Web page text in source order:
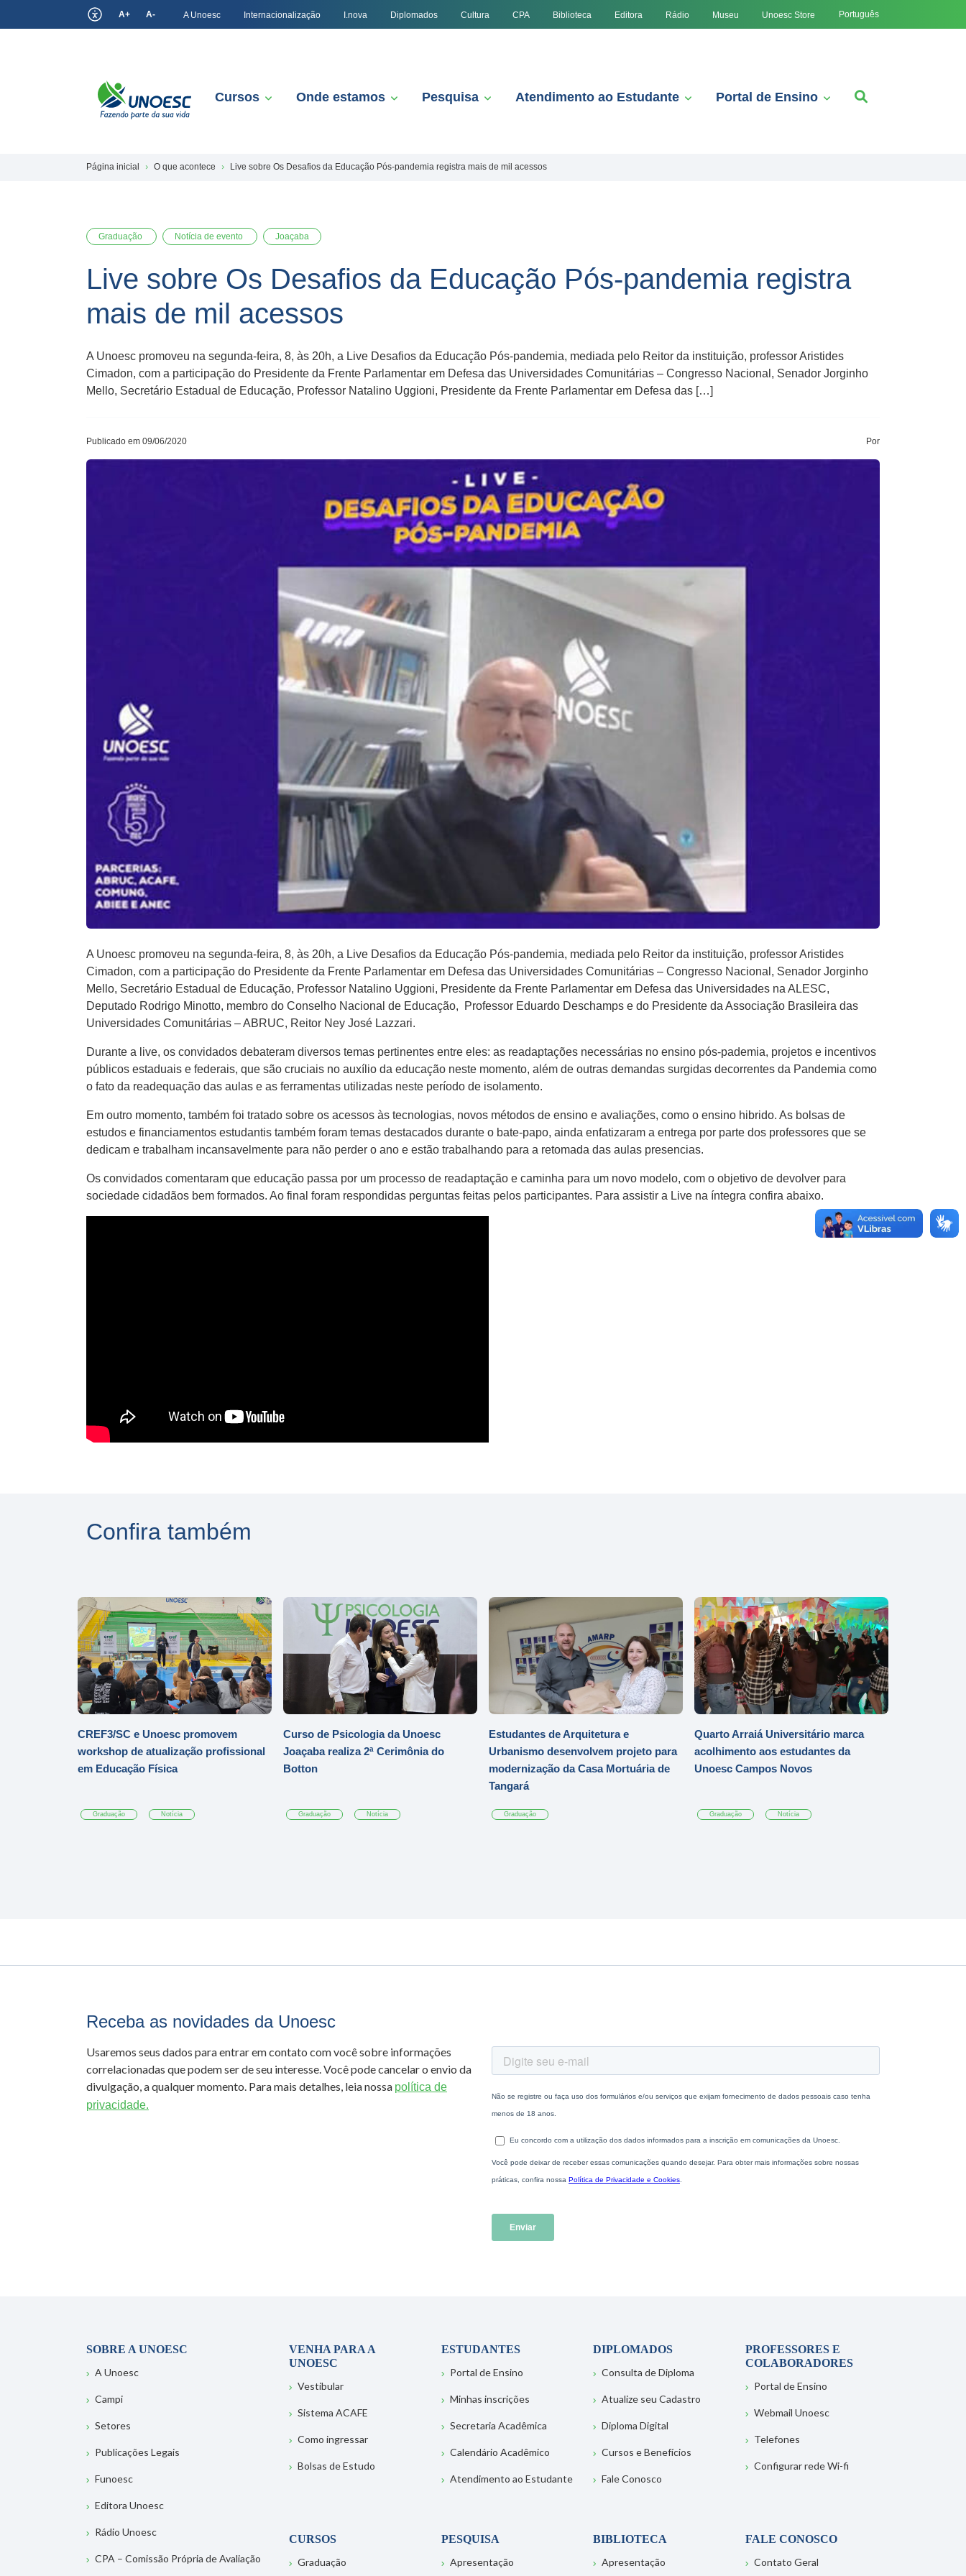
A+ A- A Unoesc Internacionalização I.nova Diplomados Cultura CPA Biblioteca Editora Rádio Museu Unoesc Store Português
Cursos Onde estamos Pesquisa Atendimento ao Estudante Portal de Ensino
Página inicial O que acontece Live sobre Os Desafios da Educação Pós-pandemia registra mais de mil acessos
Graduação Notícia de evento Joaçaba
Live sobre Os Desafios da Educação Pós-pandemia registra
mais de mil acessos
A Unoesc promoveu na segunda-feira, 8, às 20h, a Live Desafios da Educação Pós-pandemia, mediada pelo Reitor da instituição, professor Aristides
Cimadon, com a participação do Presidente da Frente Parlamentar em Defesa das Universidades Comunitárias – Congresso Nacional, Senador Jorginho
Mello, Secretário Estadual de Educação, Professor Natalino Uggioni, Presidente da Frente Parlamentar em Defesa das […]
Publicado em 09/06/2020 Por
A Unoesc promoveu na segunda-feira, 8, às 20h, a Live Desafios da Educação Pós-pandemia, mediada pelo Reitor da instituição, professor Aristides
Cimadon, com a participação do Presidente da Frente Parlamentar em Defesa das Universidades Comunitárias – Congresso Nacional, Senador Jorginho
Mello, Secretário Estadual de Educação, Professor Natalino Uggioni, Presidente da Frente Parlamentar em Defesa das Universidades na ALESC,
Deputado Rodrigo Minotto, membro do Conselho Nacional de Educação, Professor Eduardo Deschamps e do Presidente da Associação Brasileira das
Universidades Comunitárias – ABRUC, Reitor Ney José Lazzari.
Durante a live, os convidados debateram diversos temas pertinentes entre eles: as readaptações necessárias no ensino pós-pademia, projetos e incentivos
públicos estaduais e federais, que são cruciais no auxílio da educação neste momento, além de outras demandas surgidas decorrentes da Pandemia como
o fato da readequação das aulas e as ferramentas utilizadas neste período de isolamento.
Em outro momento, também foi tratado sobre os acessos às tecnologias, novos métodos de ensino e avaliações, como o ensino hibrido. As bolsas de
estudos e financiamentos estudantis também foram temas destacados durante o bate-papo, ainda enfatizaram a entrega por parte dos professores que se
dedicam e trabalham incansavelmente para não perder o ano e estão trabalhando para a retomada das aulas presencias.
Os convidados comentaram que educação passa por um processo de readaptação e caminha para um novo modelo, com o objetivo de devolver para
sociedade cidadãos bem formados. Ao final foram respondidas perguntas feitas pelos participantes. Para assistir a Live na íntegra confira abaixo.
Confira também
CREF3/SC e Unoesc promovem
workshop de atualização profissional
em Educação Física
Graduação Notícia
Curso de Psicologia da Unoesc
Joaçaba realiza 2ª Cerimônia do
Botton
Graduação Notícia
Estudantes de Arquitetura e
Urbanismo desenvolvem projeto para
modernização da Casa Mortuária de
Tangará
Graduação
Quarto Arraiá Universitário marca
acolhimento aos estudantes da
Unoesc Campos Novos
Graduação Notícia
Receba as novidades da Unoesc
Usaremos seus dados para entrar em contato com você sobre informações
correlacionadas que podem ser de seu interesse. Você pode cancelar o envio da
divulgação, a qualquer momento. Para mais detalhes, leia nossa política de
privacidade.
SOBRE A UNOESC
A Unoesc
Campi
Setores
Publicações Legais
Funoesc
Editora Unoesc
Rádio Unoesc
CPA – Comissão Própria de Avaliação
VENHA PARA A
UNOESC
Vestibular
Sistema ACAFE
Como ingressar
Bolsas de Estudo
ESTUDANTES
Portal de Ensino
Minhas inscrições
Secretaria Acadêmica
Calendário Acadêmico
Atendimento ao Estudante
DIPLOMADOS
Consulta de Diploma
Atualize seu Cadastro
Diploma Digital
Cursos e Benefícios
Fale Conosco
PROFESSORES E
COLABORADORES
Portal de Ensino
Webmail Unoesc
Telefones
Configurar rede Wi-fi
CURSOS
Graduação
PESQUISA
Apresentação
BIBLIOTECA
Apresentação
FALE CONOSCO
Contato Geral